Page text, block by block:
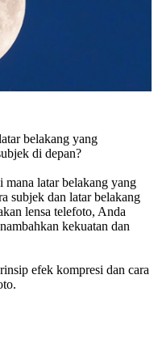
belakang yang
di depan?
latar belakang yang
subjek dan latar belakang
lensa telefoto, Anda
kekuatan dan
efek kompresi dan cara